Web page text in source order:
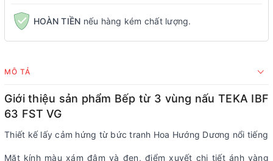
HOÀN TIỀN nếu hàng kém chất lượng.
MÔ TẢ
Giới thiệu sản phẩm Bếp từ 3 vùng nấu TEKA IBF
63 FST VG
Thiết kế lấy cảm hứng từ bức tranh Hoa Hướng Dương nổi tiếng
Mặt kính màu xám đậm và đen, điểm xuyết chi tiết ánh vàng